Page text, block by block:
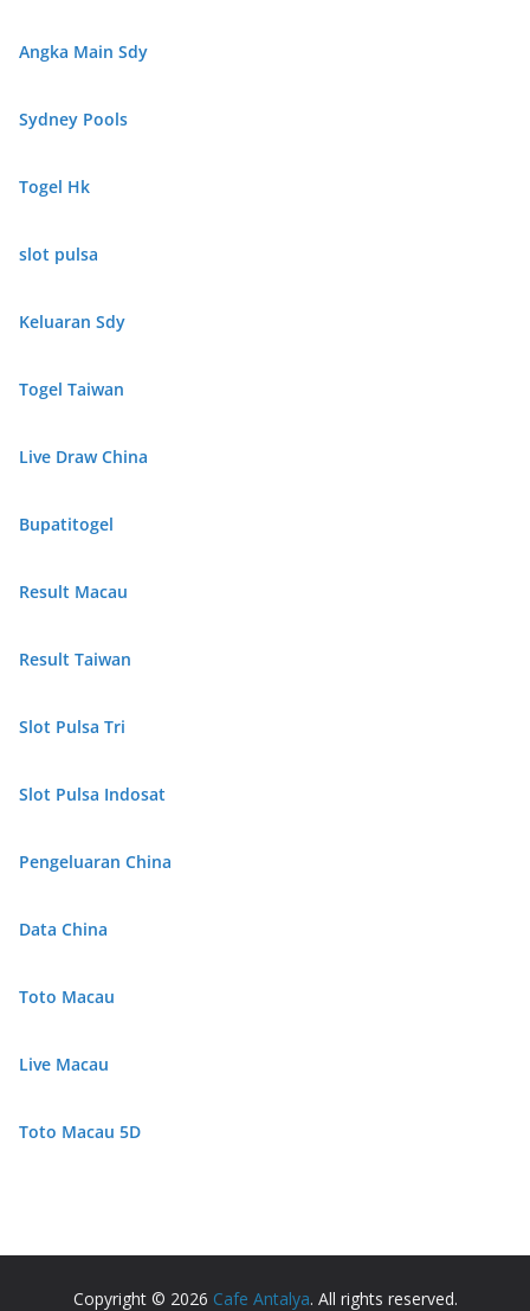
Angka Main Sdy
Sydney Pools
Togel Hk
slot pulsa
Keluaran Sdy
Togel Taiwan
Live Draw China
Bupatitogel
Result Macau
Result Taiwan
Slot Pulsa Tri
Slot Pulsa Indosat
Pengeluaran China
Data China
Toto Macau
Live Macau
Toto Macau 5D
Copyright © 2026 Cafe Antalya. All rights reserved.